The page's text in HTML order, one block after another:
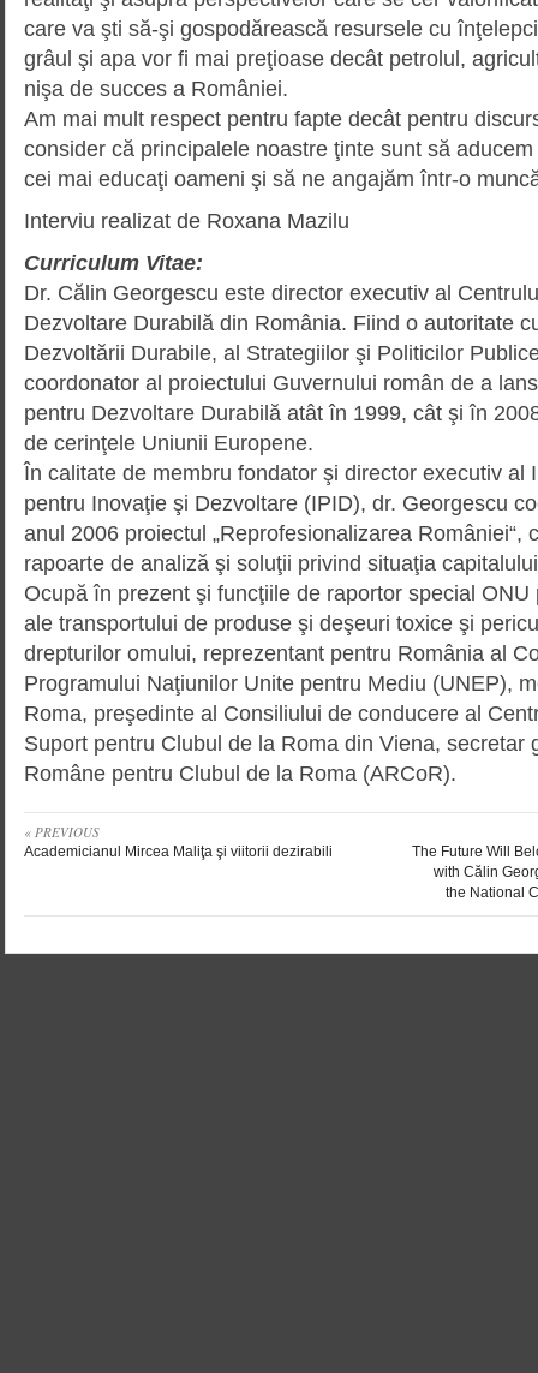
care va şti să-şi gospodărească resursele cu
grâul şi apa vor fi mai preţioase decât petrolul,
nişa de succes a României.
Am mai mult respect pentru fapte decât pentru
consider că principalele noastre ţinte sunt să
cei mai educaţi oameni şi să ne an­gajăm într-o
Interviu realizat de Roxana Mazilu
Curriculum Vitae:
Dr. Călin Georgescu este director executiv al
Dezvoltare Durabilă din România. Fiind o autoritate
Dezvoltării Durabile, al Strategiilor şi Politicilor
coordonator al proiectului Guvernului român de a
pentru Dezvoltare Durabilă atât în 1999, cât şi în
de cerinţele Uniunii Europene.
În calitate de membru fondator şi director executiv al
pentru Inovaţie şi Dezvoltare (IPID), dr. Georgescu
anul 2006 proiectul „Reprofesionalizarea României“,
rapoarte de analiză şi soluţii privind situaţia
Ocupă în prezent şi funcţiile de raportor special
ale transportului de produse şi deşeuri toxice şi
drepturilor omului, reprezentant pentru România al
Programului Naţiunilor Unite pentru Mediu (UNEP),
Roma, preşedinte al Consiliului de conducere al
Suport pentru Clubul de la Roma din Viena, secretar
Române pentru Clubul de la Roma (ARCoR).
« PREVIOUS
Academicianul Mircea Maliţa şi viitorii dezirabili
The Future Will
with Călin
the National